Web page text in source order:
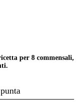
per 8 commensali,